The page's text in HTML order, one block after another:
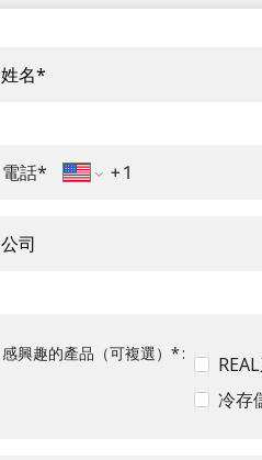
姓名*
電話*
公司
感興趣的產品（可複選） *
冷存